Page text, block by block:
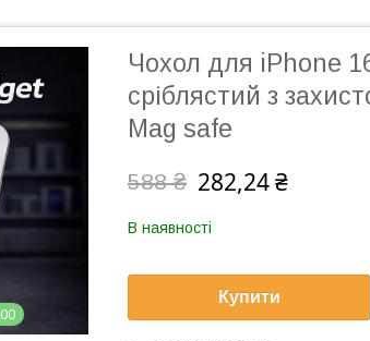
00
Чохол для iPhone
сріблястий з
Mag safe
588 ₴ 282,24 ₴
В наявності
Купити